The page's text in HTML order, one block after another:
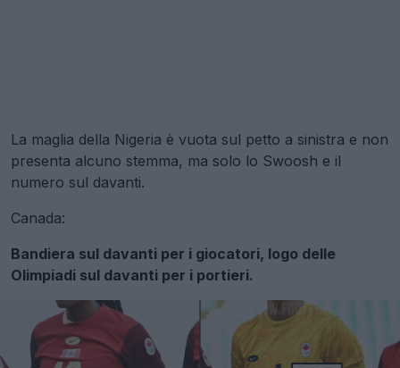
La maglia della Nigeria è vuota sul petto a sinistra e non
presenta alcuno stemma, ma solo lo Swoosh e il
numero sul davanti.
Canada:
Bandiera sul davanti per i giocatori, logo delle
Olimpiadi sul davanti per i portieri.